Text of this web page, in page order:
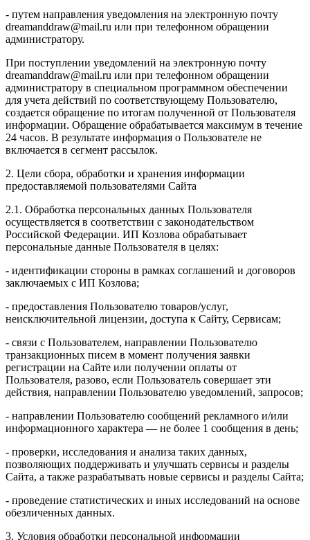
- путем направления уведомления на электронную почту
dreamanddraw@mail.ru или при телефонном обращении
администратору.
При поступлении уведомлений на электронную почту
dreamanddraw@mail.ru или при телефонном обращении
администратору в специальном программном обеспечении
для учета действий по соответствующему Пользователю,
создается обращение по итогам полученной от Пользователя
информации. Обращение обрабатывается максимум в течение
24 часов. В результате информация о Пользователе не
включается в сегмент рассылок.
2. Цели сбора, обработки и хранения информации
предоставляемой пользователями Сайта
2.1. Обработка персональных данных Пользователя
осуществляется в соответствии с законодательством
Российской Федерации. ИП Козловa обрабатывает
персональные данные Пользователя в целях:
- идентификации стороны в рамках соглашений и договоров
заключаемых с ИП Козлова;
- предоставления Пользователю товаров/услуг,
неисключительной лицензии, доступа к Сайту, Сервисам;
- связи с Пользователем, направлении Пользователю
транзакционных писем в момент получения заявки
регистрации на Сайте или получении оплаты от
Пользователя, разово, если Пользователь совершает эти
действия, направлении Пользователю уведомлений, запросов;
- направлении Пользователю сообщений рекламного и/или
информационного характера — не более 1 сообщения в день;
- проверки, исследования и анализа таких данных,
позволяющих поддерживать и улучшать сервисы и разделы
Сайта, а также разрабатывать новые сервисы и разделы Сайта;
- проведение статистических и иных исследований на основе
обезличенных данных.
3. Условия обработки персональной информации